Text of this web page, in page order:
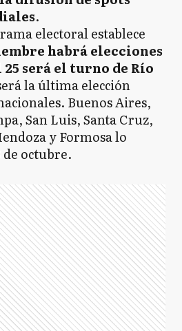
.
electoral establece
habrá elecciones
25 será el turno de Río
la última elección
Buenos Aires,
San Luis, Santa Cruz,
y Formosa lo
octubre.